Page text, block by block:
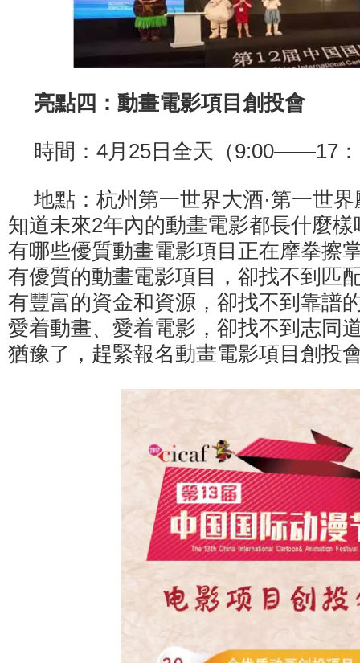
亮點四：動畫電影項目創投會
時間：4月25日全天（9:00——17
地點：杭州第一世界大酒·第一世
知道未來2年內的動畫電影都長什麼
有哪些優質動畫電影項目正在摩拳擦
有優質的動畫電影項目，卻找不到匹
有豐富的資金和資源，卻找不到靠譜
愛着動畫、愛着電影，卻找不到志同
猶豫了，趕緊報名動畫電影項目創投